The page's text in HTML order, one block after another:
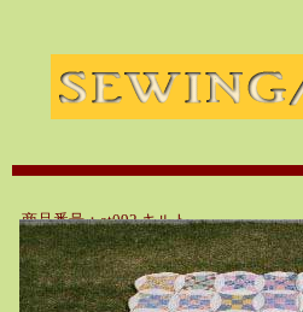
商品番号：at092 キルト